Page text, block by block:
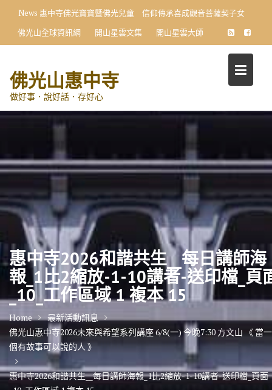
content
News 惠中寺佛光寶寶暨佛光兒童 信仰傳承喜成觀音菩薩契子女
佛光山全球資訊網
開山星雲文集 開山星雲大師
佛光山惠中寺
做好事．說好話．存好心
惠中寺2026和諧共生__每日講師海
報_1比2縮放-1-10講者-送印檔_頁
_10_工作區域 1 複本 15
Home
最新活動訊息
佛光山惠中寺2026未來與希望系列講座 6/8(一) 今晚7:30 方文山 《 當一
個有故事可以說的人 》
惠中寺2026和諧共生__每日講師海報_1比2縮放-1-10講者-送印檔_頁面